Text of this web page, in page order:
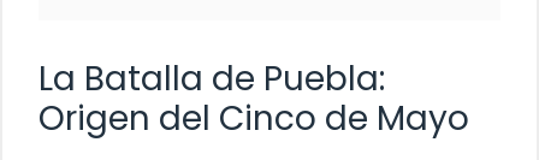
La Batalla de Puebla:
Origen del Cinco de Mayo